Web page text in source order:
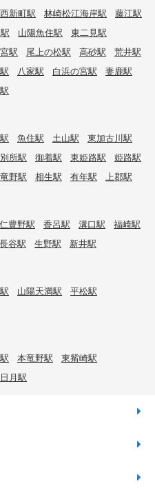
西新町駅 林崎松江海岸駅
藤江駅
山陽魚住駅
東二見駅
駅 尾上の松駅 高砂駅
荒井駅
八家駅 白浜の宮駅
妻鹿駅
魚住駅 土山駅
東加古川駅
所駅 御着駅 東姫路駅
姫路駅
竜野駅 相生駅 有年駅 上郡駅
仁豊野駅 香呂駅 溝口駅
福崎駅
長谷駅 生野駅 新井駅
山陽天満駅
平松駅
本竜野駅
東觜崎駅
月駅